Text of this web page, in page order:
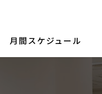
月間スケジュール